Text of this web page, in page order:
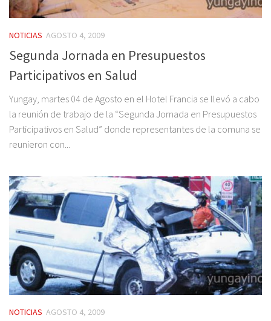
NOTICIAS AGOSTO 4, 2009
Segunda Jornada en Presupuestos
Participativos en Salud
Yungay, martes 04 de Agosto en el Hotel Francia se llevó a cabo
la reunión de trabajo de la “Segunda Jornada en Presupuestos
Participativos en Salud” donde representantes de la comuna se
reunieron con...
NOTICIAS AGOSTO 4, 2009